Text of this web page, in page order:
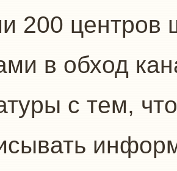
200 центров
в обход
с тем,